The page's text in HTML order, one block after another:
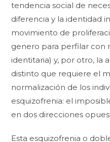
tendencia social de
diferencia y la identidad
movimiento de
genero para perfilar con
identitaria) y, por otro, la
distinto que requiere el
normalización de los
esquizofrenia: el
en dos direcciones
Esta esquizofrenia o